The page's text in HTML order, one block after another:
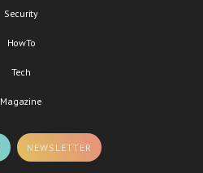
Security
HowTo
Tech
Magazine
NEWSLETTER